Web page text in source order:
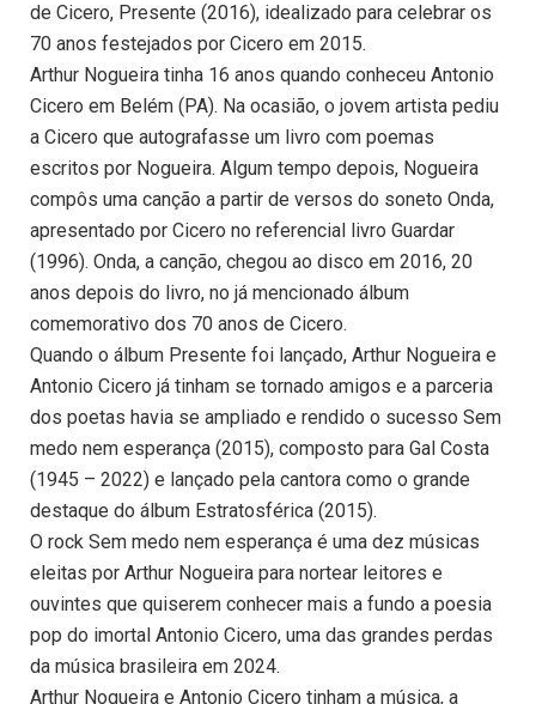
de Cicero, Presente (2016), idealizado para celebrar os
70 anos festejados por Cicero em 2015.
Arthur Nogueira tinha 16 anos quando conheceu Antonio
Cicero em Belém (PA). Na ocasião, o jovem artista pediu
a Cicero que autografasse um livro com poemas
escritos por Nogueira. Algum tempo depois, Nogueira
compôs uma canção a partir de versos do soneto Onda,
apresentado por Cicero no referencial livro Guardar
(1996). Onda, a canção, chegou ao disco em 2016, 20
anos depois do livro, no já mencionado álbum
comemorativo dos 70 anos de Cicero.
Quando o álbum Presente foi lançado, Arthur Nogueira e
Antonio Cicero já tinham se tornado amigos e a parceria
dos poetas havia se ampliado e rendido o sucesso Sem
medo nem esperança (2015), composto para Gal Costa
(1945 – 2022) e lançado pela cantora como o grande
destaque do álbum Estratosférica (2015).
O rock Sem medo nem esperança é uma dez músicas
eleitas por Arthur Nogueira para nortear leitores e
ouvintes que quiserem conhecer mais a fundo a poesia
pop do imortal Antonio Cicero, uma das grandes perdas
da música brasileira em 2024.
Arthur Nogueira e Antonio Cicero tinham a música, a